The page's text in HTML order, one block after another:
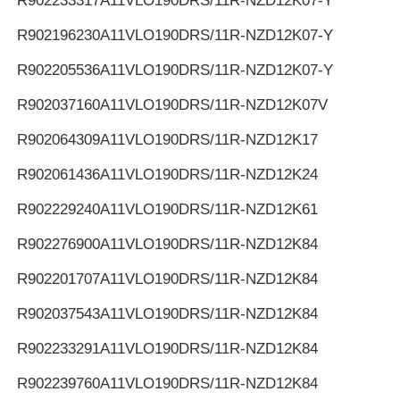
R902196230A11VLO190DRS/11R-NZD12K07-Y
R902205536A11VLO190DRS/11R-NZD12K07-Y
R902037160A11VLO190DRS/11R-NZD12K07V
R902064309A11VLO190DRS/11R-NZD12K17
R902061436A11VLO190DRS/11R-NZD12K24
R902229240A11VLO190DRS/11R-NZD12K61
R902276900A11VLO190DRS/11R-NZD12K84
R902201707A11VLO190DRS/11R-NZD12K84
R902037543A11VLO190DRS/11R-NZD12K84
R902233291A11VLO190DRS/11R-NZD12K84
R902239760A11VLO190DRS/11R-NZD12K84